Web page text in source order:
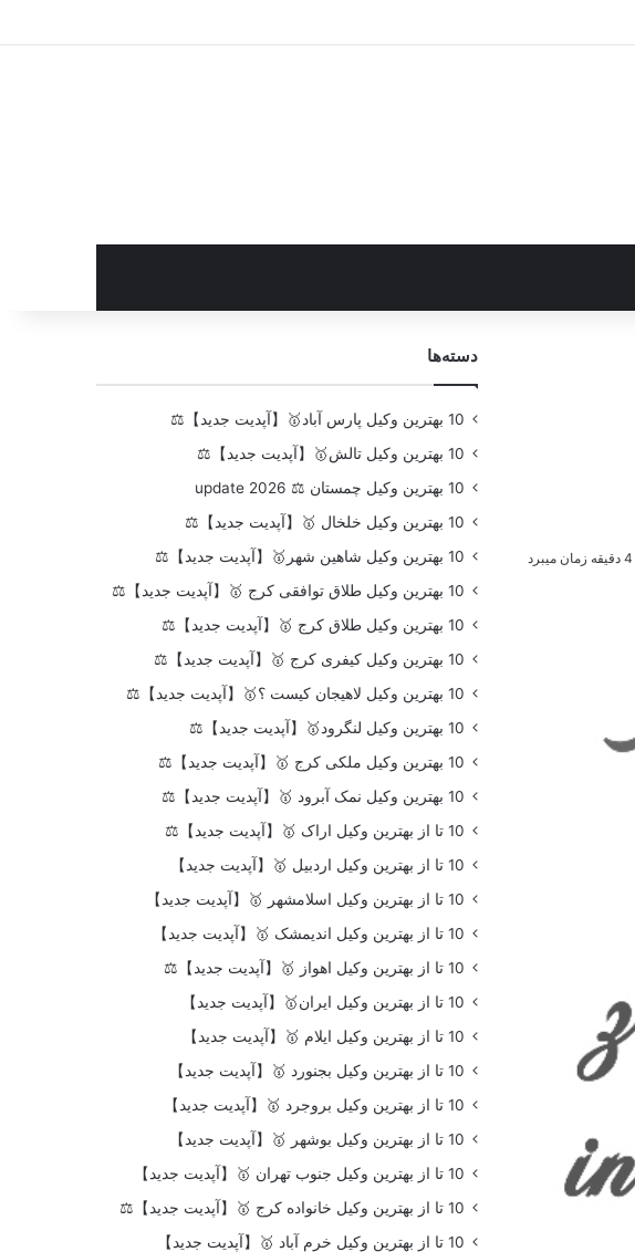
دسته‌ها
10 بهترین وکیل پارس آباد🥇【آپدیت جدید】⚖️
10 بهترین وکیل تالش🥇【آپدیت جدید】⚖️
10 بهترین وکیل چمستان ⚖️ update 2026
10 بهترین وکیل خلخال 🥇【آپدیت جدید】⚖️
10 بهترین وکیل شاهین شهر🥇【آپدیت جدید】⚖️
10 بهترین وکیل طلاق توافقی کرج 🥇【آپدیت جدید】⚖️
10 بهترین وکیل طلاق کرج 🥇【آپدیت جدید】⚖️
10 بهترین وکیل کیفری کرج 🥇【آپدیت جدید】⚖️
10 بهترین وکیل لاهیجان کیست ؟🥇【آپدیت جدید】⚖️
10 بهترین وکیل لنگرود🥇【آپدیت جدید】⚖️
10 بهترین وکیل ملکی کرج 🥇【آپدیت جدید】⚖️
10 بهترین وکیل نمک آبرود 🥇【آپدیت جدید】⚖️
10 تا از بهترین وکیل اراک 🥇【آپدیت جدید】⚖️
10 تا از بهترین وکیل اردبیل 🥇【آپدیت جدید】
10 تا از بهترین وکیل اسلامشهر 🥇【آپدیت جدید】
10 تا از بهترین وکیل اندیمشک 🥇【آپدیت جدید】
10 تا از بهترین وکیل اهواز 🥇【آپدیت جدید】⚖️
10 تا از بهترین وکیل ایران🥇【آپدیت جدید】
10 تا از بهترین وکیل ایلام 🥇【آپدیت جدید】
10 تا از بهترین وکیل بجنورد 🥇【آپدیت جدید】
10 تا از بهترین وکیل بروجرد 🥇【آپدیت جدید】
10 تا از بهترین وکیل بوشهر 🥇【آپدیت جدید】
10 تا از بهترین وکیل جنوب تهران 🥇【آپدیت جدید】
10 تا از بهترین وکیل خانواده کرج 🥇【آپدیت جدید】⚖️
10 تا از بهترین وکیل خرم آباد 🥇【آپدیت جدید】